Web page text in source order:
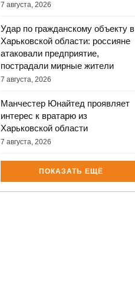
7 августа, 2026
Удар по гражданскому объекту в
Харьковской области: россияне
атаковали предприятие,
пострадали мирные жители
7 августа, 2026
Манчестер Юнайтед проявляет
интерес к вратарю из
Харьковской области
7 августа, 2026
ПОКАЗАТЬ ЕЩЁ